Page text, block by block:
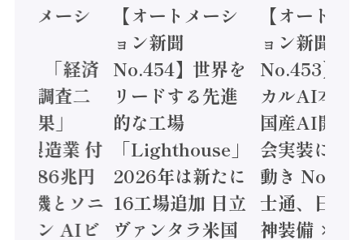
トメーシ
】「経済
態調査二
結果」
年製造業 付
額86兆円
電機とソニ
コン AIビ
【オートメーシ
ョン新聞
No.454】世界を
リードする先進
的な工場
「Lighthouse」
2026年は新たに
16工場追加 日立
ヴァンタラ米国
【オートメ
ョン新聞
No.453】フ
カルAI本格
国産AI開発
会実装に活
動き
士通、日立
神装備 ×